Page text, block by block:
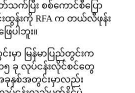
သက်ပြီး စစ်ကောင်စီပြော
ထွန်းကို RFA က တယ်လီဖုန်း
ပါဘူး။
ာ မြန်မာပြည်တွင်းက
၅ ခု လုပ်ငန်းလိုင်စင်တွေ
ခုနှစ်အတွင်းမှာလည်း